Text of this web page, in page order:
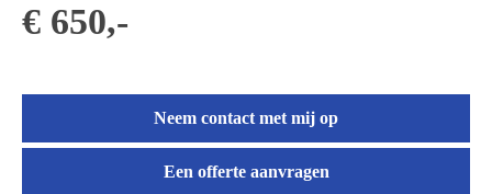
€ 650,-
Neem contact met mij op
Een offerte aanvragen